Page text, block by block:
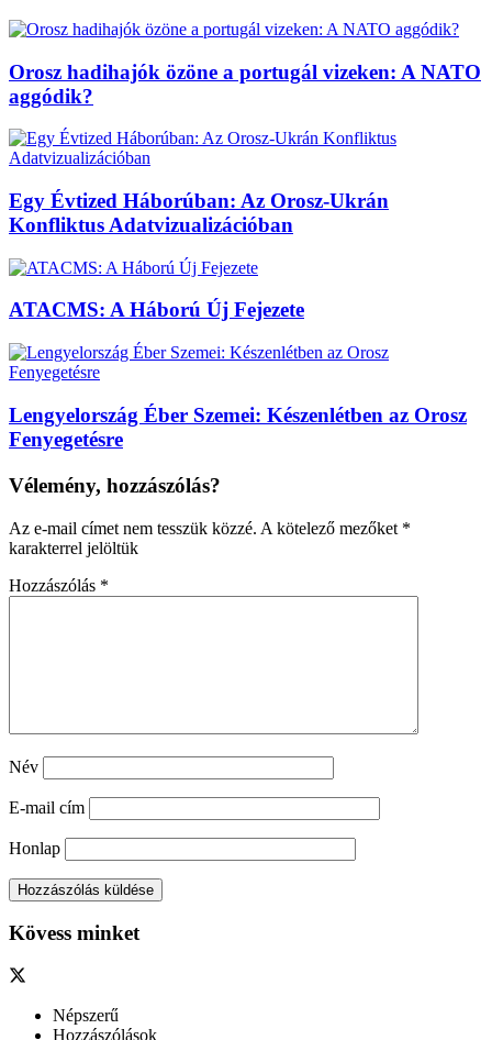
Orosz hadihajók özöne a portugál vizeken: A NATO
aggódik?
Egy Évtized Háborúban: Az Orosz-Ukrán
Konfliktus Adatvizualizációban
ATACMS: A Háború Új Fejezete
Lengyelország Éber Szemei: Készenlétben az Orosz
Fenyegetésre
Vélemény, hozzászólás?
Az e-mail címet nem tesszük közzé. A kötelező mezőket *
karakterrel jelöltük
Hozzászólás *
Név
E-mail cím
Honlap
Kövess minket
Népszerű
Hozzászólások